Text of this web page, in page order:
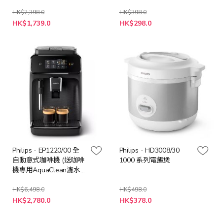
HK$2,398.0
特
殊
HK$1,739.0
HK$398.0
特
殊
HK$298.0
Philips - EP1220/00 全
自動意式咖啡機 (送咖啡
機專用AquaClean濾水
咖啡機專用除鈣劑兩瓶
(總值: $316), 送完即止)
HK$6,498.0
特
殊
HK$2,780.0
Philips - HD3008/30
1000 系列電飯煲
HK$498.0
特
殊
HK$378.0